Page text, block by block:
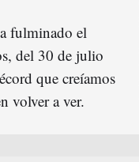
fulminado el
del 30 de julio
que creíamos
volver a ver.